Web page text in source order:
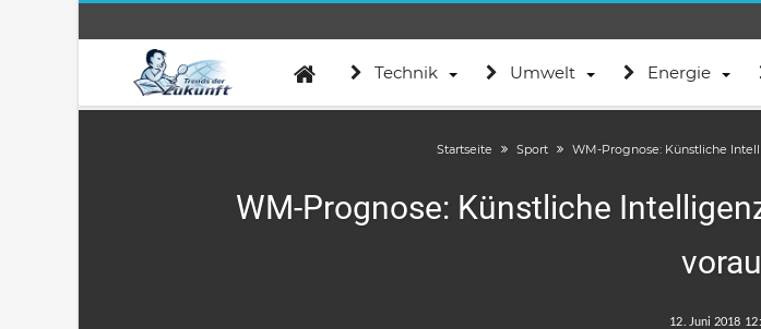
Technik Umwelt Energie
Startseite Sport WM-Prognose: Künstliche
WM-Prognose: Künstliche
: